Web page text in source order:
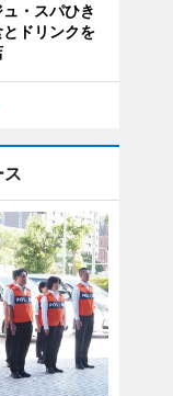
ュ・スパひき
ドリンクを